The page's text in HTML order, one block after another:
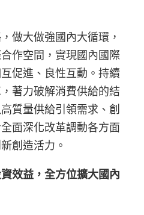
做大做強國內大循環，
作空間，實現國內國際
促進、良性互動。持續
著力破解消費供給的結
質量供給引領需求、創
面深化改革調動各方面
創造活力。
效益，全方位擴大國內